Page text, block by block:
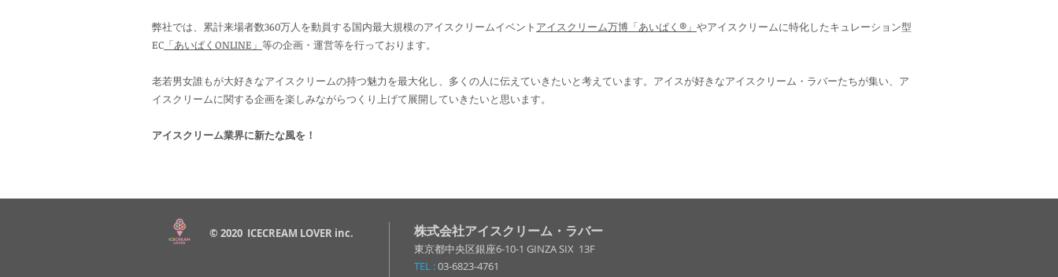
弊社では、累計来場者数360万人を動員する国内最大規模のアイスクリームイベント アイスクリーム万博「あいぱく®」 やアイスクリームに特化したキュレーション型
EC 「あいぱくONLINE」 等の企画・運営等を行っております。
老若男女誰もが大好きなアイスクリームの持つ魅力を最大化し、多くの人に伝えていきたいと考えています。アイスが好きなアイスクリーム・ラバーたちが集い、ア
イスクリームに関する企画を楽しみながらつくり上げて展開していきたいと思います。
アイスクリーム業界に新たな風を！
© 2020 ICECREAM LOVER inc. 株式会社アイスクリーム・ラバー
東京都中央区銀座6-10-1 GINZA SIX 13F
TEL :03-6823-4761